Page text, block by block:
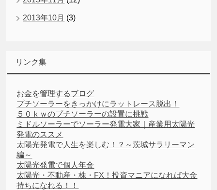
2013年10月 (3)
リンク集
お金を管理するブログ
プチソーラーをきっかけにラットレース脱出！
５０ｋｗのプチソーラーの設置に挑戦
ミドルソーラーでソーラー発電大家｜産業用太陽光
発電のススメ
太陽光発電で人生を楽しむ！？～茨城サラリーマン
編～
太陽光発電で個人年金
太陽光・不動産・株・FX！投資マニアになれば大金
持ちになれる！！